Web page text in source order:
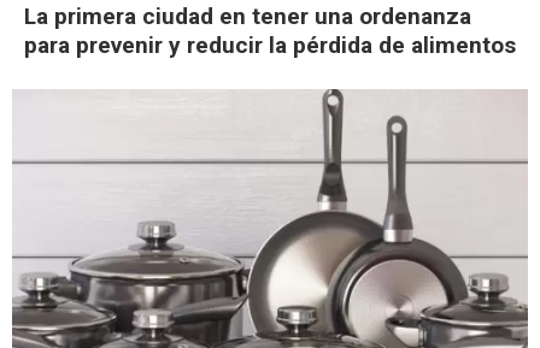
La primera ciudad en tener una ordenanza
para prevenir y reducir la pérdida de alimentos